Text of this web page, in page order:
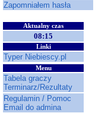
Zapomniałem hasła
Aktualny czas
08:15
Linki
Typer Niebiescy.pl
Menu
Tabela graczy
Terminarz/Rezultaty
Regulamin / Pomoc
Email do admina